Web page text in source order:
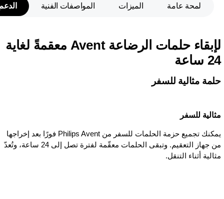
لمحة عامة الميزات المواصفات الفنية
لإبقاء حلمات الرضاعة Avent معقمةً لغاية
24 ساعة
حلمة مثالية للسفر
مثالية للسفر
يمكنك تجميع حزمة الحلمات للسفر من Philips Avent فورًا بعد إخراجها
من جهاز التعقيم. وتبقى الحلمات معقّمة لفترة تصل إلى 24 ساعة، وتُعدّ
مثالية أثناء التنقل.